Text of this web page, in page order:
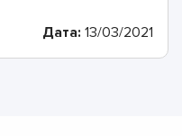
Дата: 13/03/2021